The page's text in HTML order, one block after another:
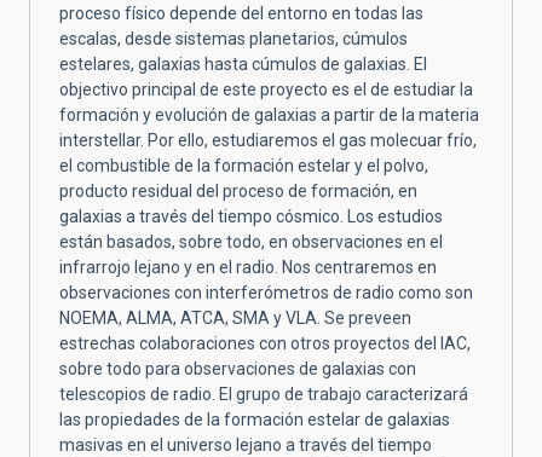
proceso físico depende del entorno en todas las
escalas, desde sistemas planetarios, cúmulos
estelares, galaxias hasta cúmulos de galaxias. El
objectivo principal de este proyecto es el de estudiar la
formación y evolución de galaxias a partir de la materia
interstellar. Por ello, estudiaremos el gas molecuar frío,
el combustible de la formación estelar y el polvo,
producto residual del proceso de formación, en
galaxias a través del tiempo cósmico. Los estudios
están basados, sobre todo, en observaciones en el
infrarrojo lejano y en el radio. Nos centraremos en
observaciones con interferómetros de radio como son
NOEMA, ALMA, ATCA, SMA y VLA. Se preveen
estrechas colaboraciones con otros proyectos del IAC,
sobre todo para observaciones de galaxias con
telescopios de radio. El grupo de trabajo caracterizará
las propiedades de la formación estelar de galaxias
masivas en el universo lejano a través del tiempo